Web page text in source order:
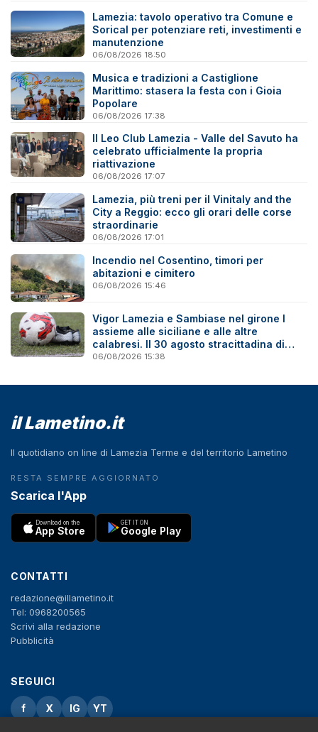
Lamezia: tavolo operativo tra Comune e
Sorical per potenziare reti, investimenti e
manutenzione
06/08/2026 18:50
Musica e tradizioni a Castiglione
Marittimo: stasera la festa con i Gioia
Popolare
06/08/2026 17:38
Il Leo Club Lamezia - Valle del Savuto ha
celebrato ufficialmente la propria
riattivazione
06/08/2026 17:07
Lamezia, più treni per il Vinitaly and the
City a Reggio: ecco gli orari delle corse
straordinarie
06/08/2026 17:01
Incendio nel Cosentino, timori per
abitazioni e cimitero
06/08/2026 15:46
Vigor Lamezia e Sambiase nel girone I
assieme alle siciliane e alle altre
calabresi. Il 30 agosto stracittadina di
Coppa Italia
06/08/2026 15:38
il Lametino.it
Il quotidiano on line di Lamezia Terme e del territorio Lametino
RESTA SEMPRE AGGIORNATO
Scarica l'App
Download on the
App Store
GET IT ON
Google Play
CONTATTI
redazione@illametino.it
Tel: 0968200565
Scrivi alla redazione
Pubblicità
SEGUICI
f X IG YT